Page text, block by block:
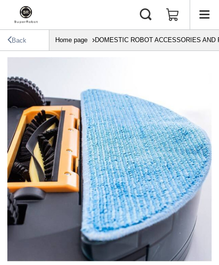
Back Home page DOMESTIC ROBOT ACCESSORIES AND